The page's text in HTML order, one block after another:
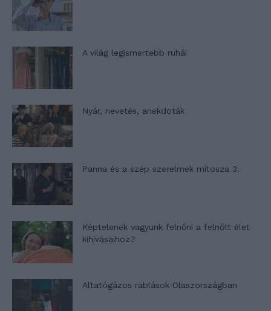
A világ legismertebb ruhái
Nyár, nevetés, anekdoták
Panna és a szép szerelmek mítosza 3.
Képtelenek vagyunk felnőni a felnőtt élet
kihívásaihoz?
Altatógázos rablások Olaszországban